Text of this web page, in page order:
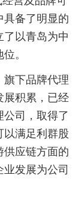
具备了明显的
以青岛为中
。
下品牌代理
展积累，已经
公司，取得了
以满足利群股
供应链方面的
发展为公司